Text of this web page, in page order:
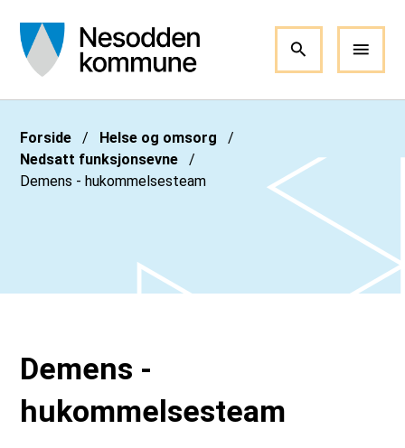
Du er her:
Forside
Helse og omsorg
Nedsatt funksjonsevne
Demens - hukommelsesteam
Demens -
hukommelsesteam